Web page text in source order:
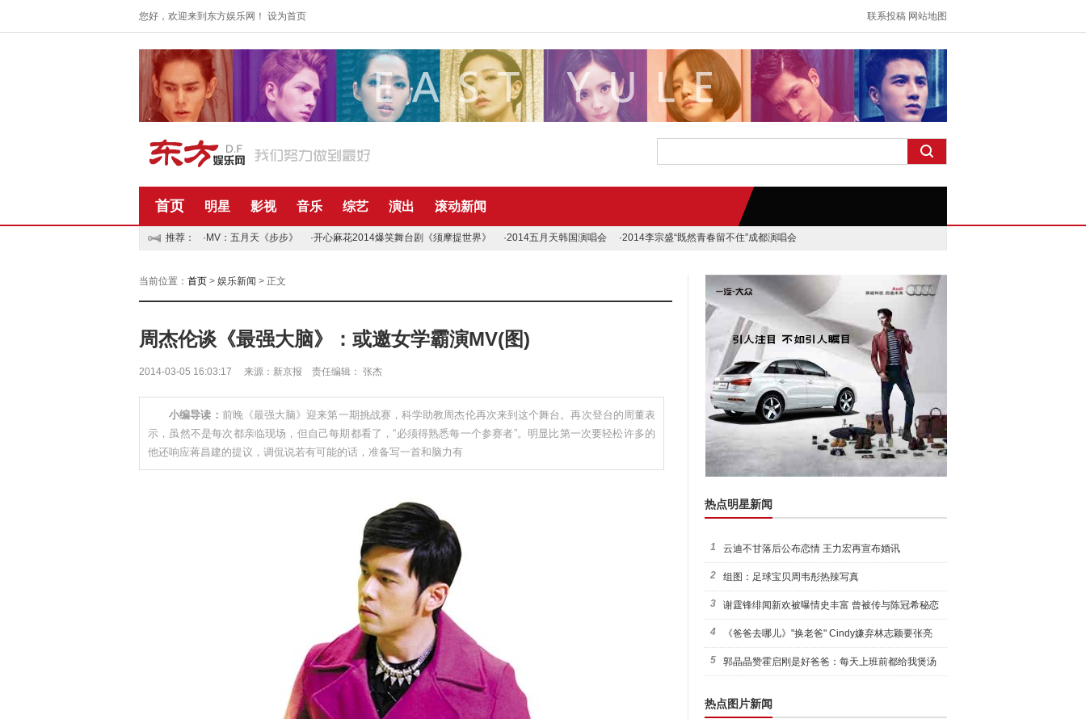
您好，欢迎来到东方娱乐网！ 设为首页 联系投稿 网站地图
首页 明星 影视 音乐 综艺 演出 滚动新闻
推荐： ·MV：五月天《步步》 ·开心麻花2014爆笑舞台剧《须摩提世界》 ·2014五月天韩国演唱会 ·2014李宗盛“既然青春留不住”成都演唱会
当前位置： 首页 > 娱乐新闻 > 正文
周杰伦谈《最强大脑》：或邀女学霸演MV(图)
2014-03-05 16:03:17 来源：新京报 责任编辑： 张杰
小编导读： 前晚《最强大脑》迎来第一期挑战赛，科学助教周杰伦再次来到这个舞台。再次登台的周董表
示，虽然不是每次都亲临现场，但自己每期都看了，“必须得熟悉每一个参赛者”。明显比第一次要轻松许多的
他还响应蒋昌建的提议，调侃说若有可能的话，准备写一首和脑力有
热点明星新闻
1 云迪不甘落后公布恋情 王力宏再宣布婚讯
2 组图：足球宝贝周韦彤热辣写真
3 谢霆锋绯闻新欢被曝情史丰富 曾被传与陈冠希秘恋
4 《爸爸去哪儿》"换老爸" Cindy嫌弃林志颖要张亮
5 郭晶晶赞霍启刚是好爸爸：每天上班前都给我煲汤
热点图片新闻